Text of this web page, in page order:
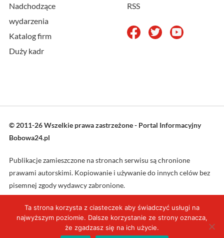
Nadchodzące
wydarzenia
Katalog firm
Duży kadr
RSS
© 2011-26 Wszelkie prawa zastrzeżone - Portal Informacyjny
Bobowa24.pl
Publikacje zamieszczone na stronach serwisu są chronione
prawami autorskimi. Kopiowanie i używanie do innych celów bez
pisemnej zgody wydawcy zabronione.
Projekt oraz wykonanie: L4web.pl
Ta strona korzysta z ciasteczek aby świadczyć usługi na
najwyższym poziomie. Dalsze korzystanie ze strony oznacza,
że zgadzasz się na ich użycie.